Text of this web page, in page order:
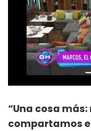
“Una cosa
compartamos